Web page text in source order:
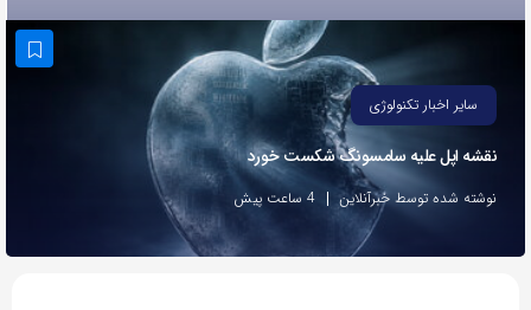
اشتراک
لینک
سایر اخبار تکنولوژی
نقشه اپل علیه سامسونگ شکست خورد
نوشته شده توسط خبرآنلاین 4 ساعت پیش